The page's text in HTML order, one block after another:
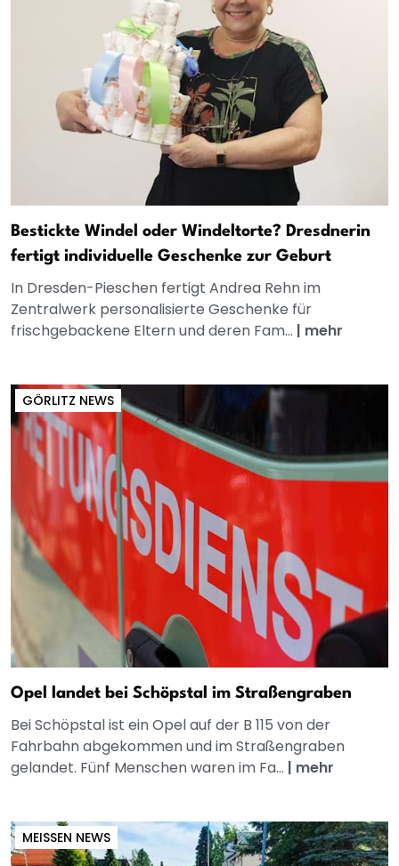
Bestickte Windel oder Windeltorte? Dresdnerin
fertigt individuelle Geschenke zur Geburt
In Dresden-Pieschen fertigt Andrea Rehn im
Zentralwerk personalisierte Geschenke für
frischgebackene Eltern und deren Fam... | mehr
GÖRLITZ NEWS
Opel landet bei Schöpstal im Straßengraben
Bei Schöpstal ist ein Opel auf der B 115 von der
Fahrbahn abgekommen und im Straßengraben
gelandet. Fünf Menschen waren im Fa... | mehr
MEISSEN NEWS